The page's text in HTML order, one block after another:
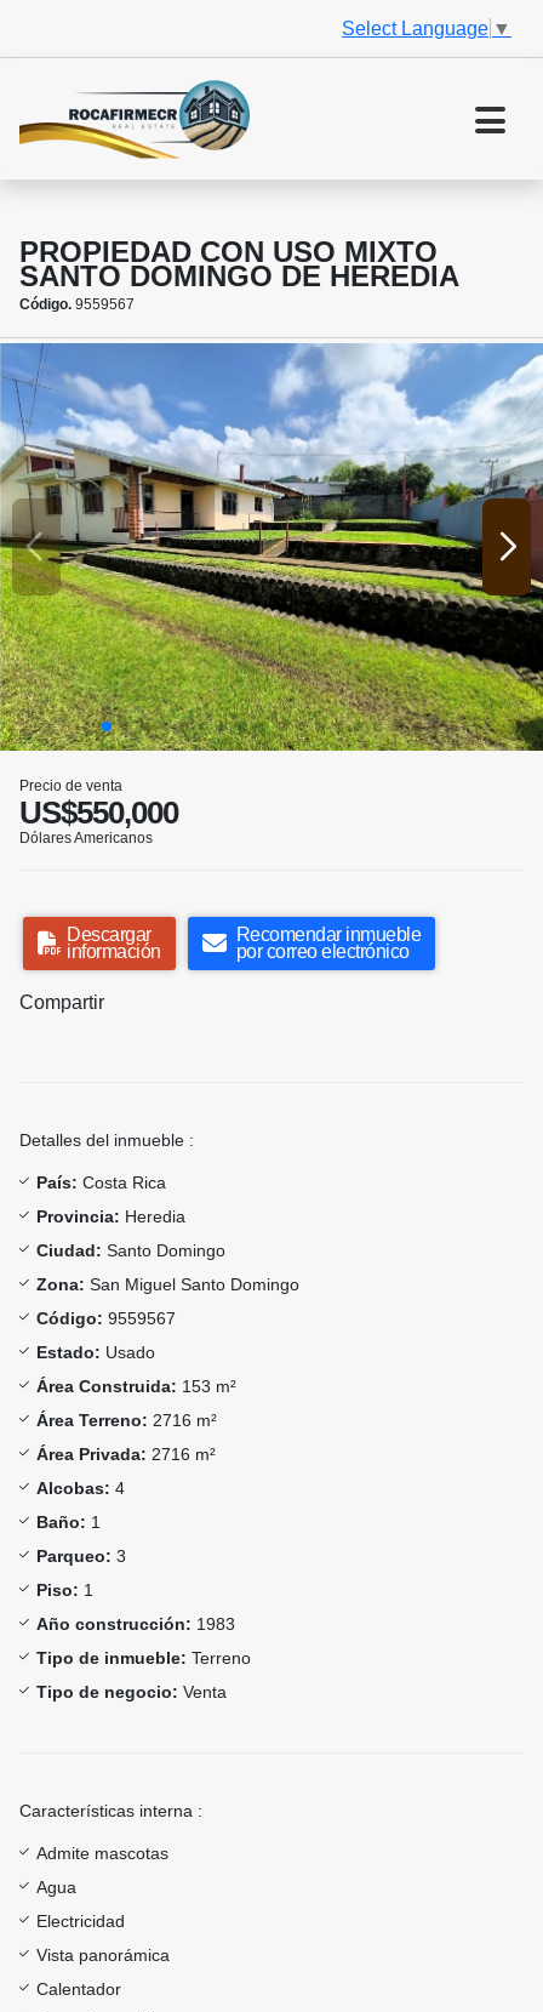
Select Language ▼
PROPIEDAD CON USO MIXTO
SANTO DOMINGO DE HEREDIA
Código. 9559567
Precio de venta
US$550,000
Dólares Americanos
Descargar
información
Recomendar inmueble
por correo electrónico
Compartir
Detalles del inmueble :
País: Costa Rica
Provincia: Heredia
Ciudad: Santo Domingo
Zona: San Miguel Santo Domingo
Código: 9559567
Estado: Usado
Área Construida: 153 m²
Área Terreno: 2716 m²
Área Privada: 2716 m²
Alcobas: 4
Baño: 1
Parqueo: 3
Piso: 1
Año construcción: 1983
Tipo de inmueble: Terreno
Tipo de negocio: Venta
Características interna :
Admite mascotas
Agua
Electricidad
Vista panorámica
Calentador